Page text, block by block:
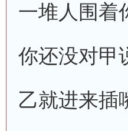
一堆人围着
你还没对甲
乙就进来插